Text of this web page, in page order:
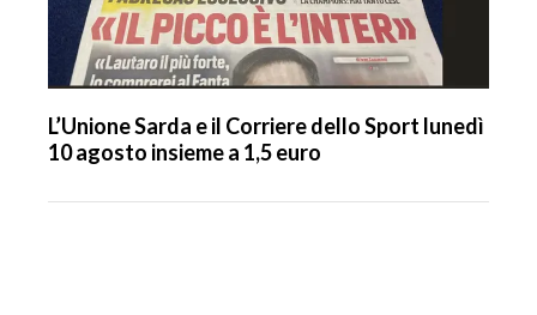
L’Unione Sarda e il Corriere dello Sport lunedì
10 agosto insieme a 1,5 euro